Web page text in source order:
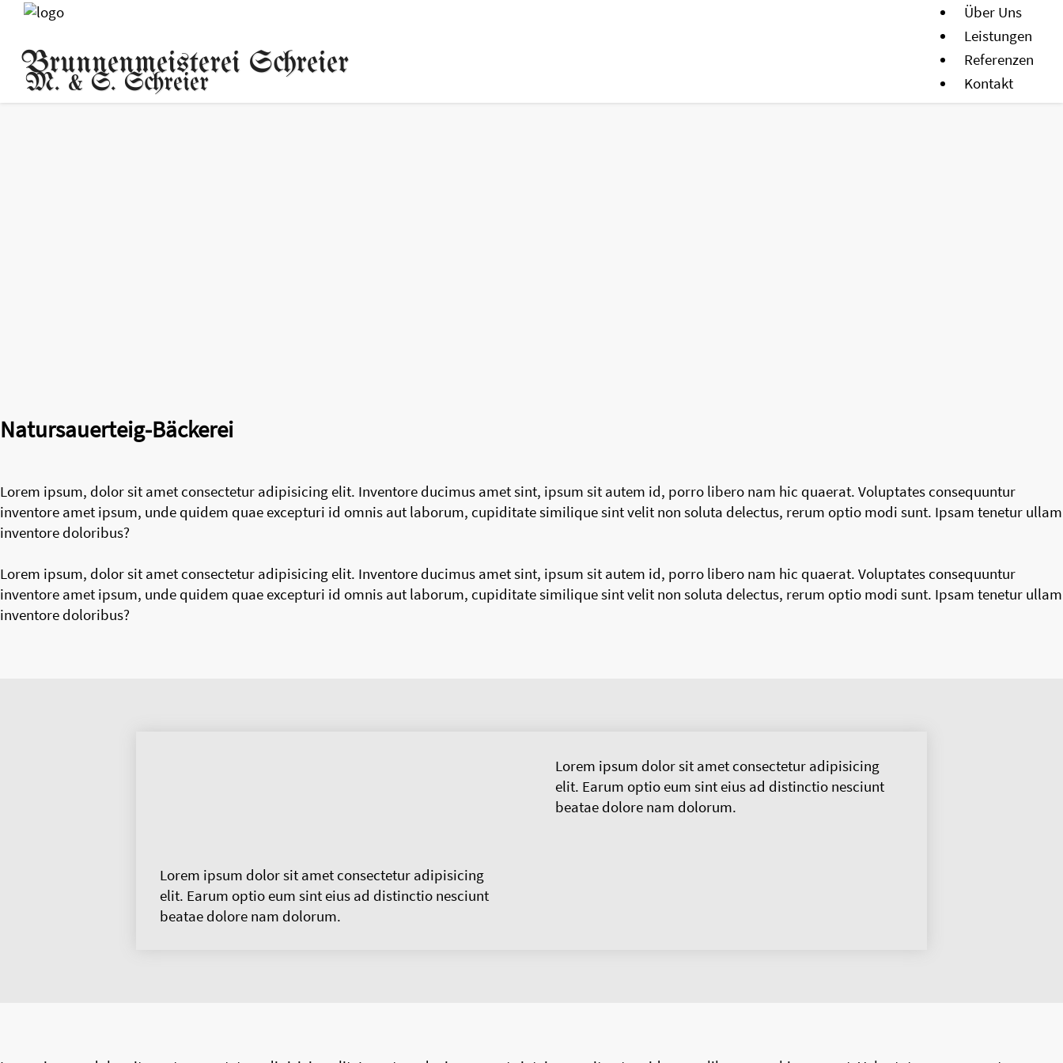
Brunnenmeisterei Schreier
M. & S. Schreier
Über Uns
Leistungen
Referenzen
Kontakt
Natursauerteig-Bäckerei
Lorem ipsum, dolor sit amet consectetur adipisicing elit. Inventore ducimus amet sint, ipsum sit autem id, porro libero nam hic quaerat. Voluptates consequuntur
inventore amet ipsum, unde quidem quae excepturi id omnis aut laborum, cupiditate similique sint velit non soluta delectus, rerum optio modi sunt. Ipsam tenetur ullam
inventore doloribus?
Lorem ipsum, dolor sit amet consectetur adipisicing elit. Inventore ducimus amet sint, ipsum sit autem id, porro libero nam hic quaerat. Voluptates consequuntur
inventore amet ipsum, unde quidem quae excepturi id omnis aut laborum, cupiditate similique sint velit non soluta delectus, rerum optio modi sunt. Ipsam tenetur ullam
inventore doloribus?
Lorem ipsum dolor sit amet consectetur adipisicing
elit. Earum optio eum sint eius ad distinctio nesciunt
beatae dolore nam dolorum.
Lorem ipsum dolor sit amet consectetur adipisicing
elit. Earum optio eum sint eius ad distinctio nesciunt
beatae dolore nam dolorum.